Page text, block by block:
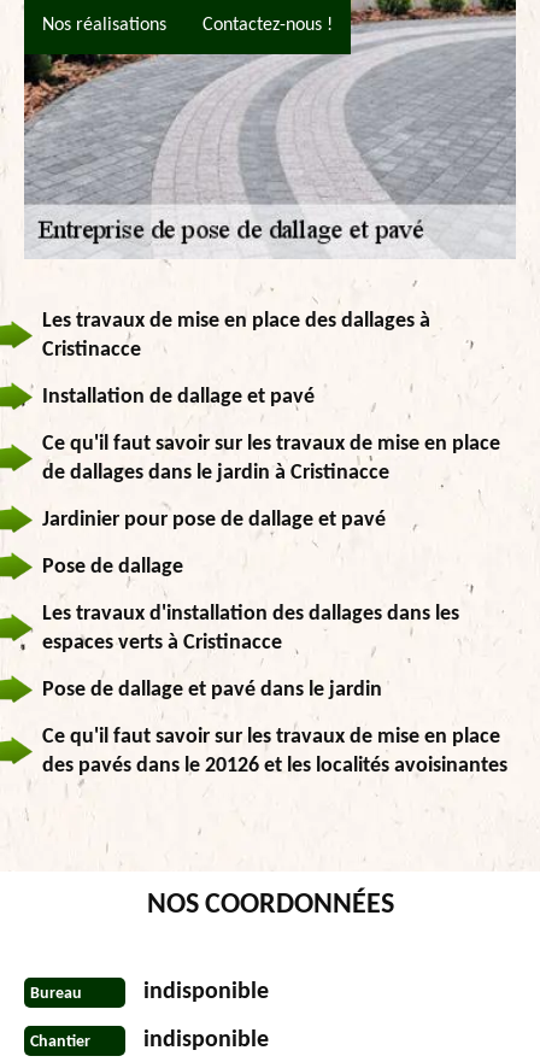
Nos réalisations Contactez-nous !
Les travaux de mise en place des dallages à
Cristinacce
Installation de dallage et pavé
Ce qu'il faut savoir sur les travaux de mise en place
de dallages dans le jardin à Cristinacce
Jardinier pour pose de dallage et pavé
Pose de dallage
Les travaux d'installation des dallages dans les
espaces verts à Cristinacce
Pose de dallage et pavé dans le jardin
Ce qu'il faut savoir sur les travaux de mise en place
des pavés dans le 20126 et les localités avoisinantes
NOS COORDONNÉES
Bureau indisponible
Chantier indisponible